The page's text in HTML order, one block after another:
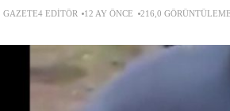
GAZETE4 EDITÖR 12 AY ÖNCE 216,0 GÖRÜNTÜLEME